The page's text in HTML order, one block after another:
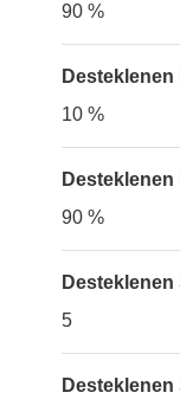
90 %
Desteklenen
10 %
Desteklenen
90 %
Desteklenen
5
Desteklenen